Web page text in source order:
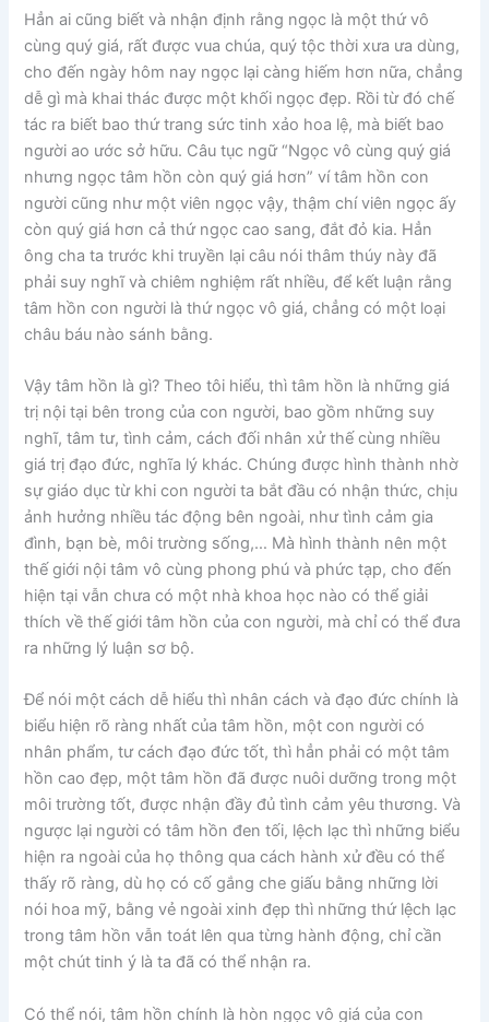
Hẳn ai cũng biết và nhận định rằng ngọc là một thứ vô
cùng quý giá, rất được vua chúa, quý tộc thời xưa ưa dùng,
cho đến ngày hôm nay ngọc lại càng hiếm hơn nữa, chẳng
dễ gì mà khai thác được một khối ngọc đẹp. Rồi từ đó chế
tác ra biết bao thứ trang sức tinh xảo hoa lệ, mà biết bao
người ao ước sở hữu. Câu tục ngữ “Ngọc vô cùng quý giá
nhưng ngọc tâm hồn còn quý giá hơn” ví tâm hồn con
người cũng như một viên ngọc vậy, thậm chí viên ngọc ấy
còn quý giá hơn cả thứ ngọc cao sang, đắt đỏ kia. Hẳn
ông cha ta trước khi truyền lại câu nói thâm thúy này đã
phải suy nghĩ và chiêm nghiệm rất nhiều, để kết luận rằng
tâm hồn con người là thứ ngọc vô giá, chẳng có một loại
châu báu nào sánh bằng.
Vậy tâm hồn là gì? Theo tôi hiểu, thì tâm hồn là những giá
trị nội tại bên trong của con người, bao gồm những suy
nghĩ, tâm tư, tình cảm, cách đối nhân xử thế cùng nhiều
giá trị đạo đức, nghĩa lý khác. Chúng được hình thành nhờ
sự giáo dục từ khi con người ta bắt đầu có nhận thức, chịu
ảnh hưởng nhiều tác động bên ngoài, như tình cảm gia
đình, bạn bè, môi trường sống,… Mà hình thành nên một
thế giới nội tâm vô cùng phong phú và phức tạp, cho đến
hiện tại vẫn chưa có một nhà khoa học nào có thể giải
thích về thế giới tâm hồn của con người, mà chỉ có thể đưa
ra những lý luận sơ bộ.
Để nói một cách dễ hiểu thì nhân cách và đạo đức chính là
biểu hiện rõ ràng nhất của tâm hồn, một con người có
nhân phẩm, tư cách đạo đức tốt, thì hẳn phải có một tâm
hồn cao đẹp, một tâm hồn đã được nuôi dưỡng trong một
môi trường tốt, được nhận đầy đủ tình cảm yêu thương. Và
ngược lại người có tâm hồn đen tối, lệch lạc thì những biểu
hiện ra ngoài của họ thông qua cách hành xử đều có thể
thấy rõ ràng, dù họ có cố gắng che giấu bằng những lời
nói hoa mỹ, bằng vẻ ngoài xinh đẹp thì những thứ lệch lạc
trong tâm hồn vẫn toát lên qua từng hành động, chỉ cần
một chút tinh ý là ta đã có thể nhận ra.
Có thể nói, tâm hồn chính là hòn ngọc vô giá của con